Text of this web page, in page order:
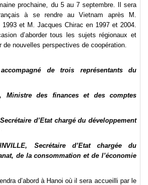
prochaine, du 5 au 7 septembre. Il sera
à se rendre au Vietnam après M.
1993 et M. Jacques Chirac en 1997 et 2004.
d’aborder tous les sujets régionaux et
de nouvelles perspectives de coopération.
de trois représentants du
Ministre des finances et des comptes
d’Etat chargé du développement
Secrétaire d’Etat chargée du
de la consommation et de l’économie
d’abord à Hanoi où il sera accueilli par le